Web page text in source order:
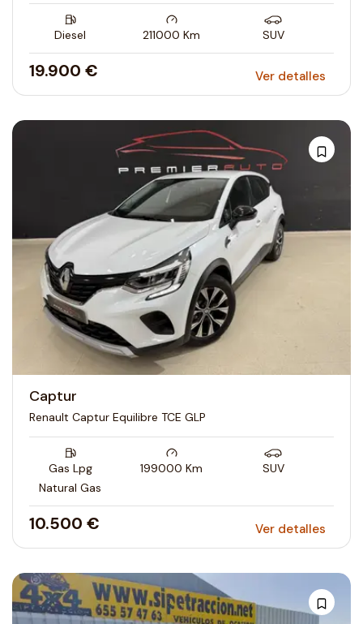
Diesel 211000 Km SUV
19.900 € Ver detalles
Captur
Renault Captur Equilibre TCE GLP
Gas Lpg
Natural Gas
199000 Km SUV
10.500 € Ver detalles